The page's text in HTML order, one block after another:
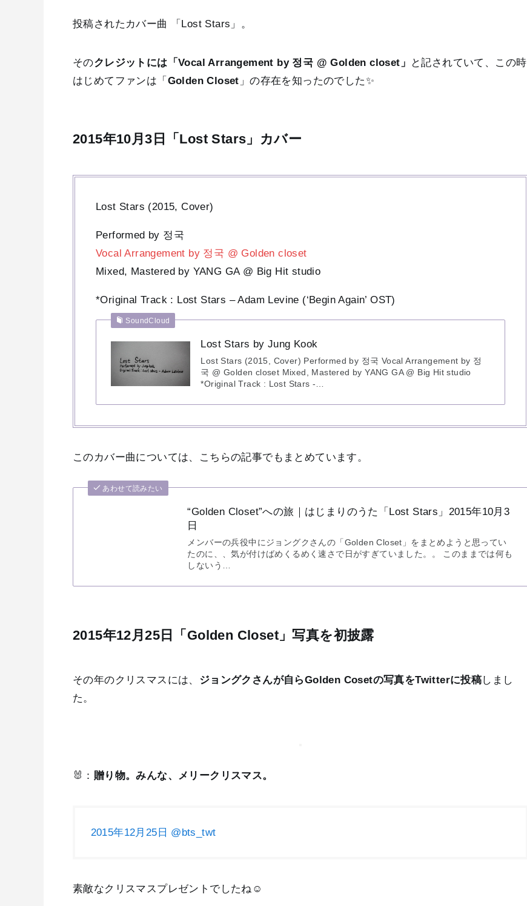
投稿されたカバー曲 「Lost Stars」。
そのクレジットには「Vocal Arrangement by 정국 @ Golden closet」
と記されていて、この時
はじめてファンは「 Golden Closet 」の存在を知ったのでした✨
2015年10月3日「Lost Stars」カバー
Lost Stars (2015, Cover)
Performed by 정국
Vocal Arrangement by 정국 @ Golden closet
Mixed, Mastered by YANG GA @ Big Hit studio
*Original Track : Lost Stars – Adam Levine (‘Begin Again’ OST)
SoundCloud
Lost Stars by Jung Kook
Lost Stars (2015, Cover) Performed by 정국 Vocal Arrangement by 정
국 @ Golden closet Mixed, Mastered by YANG GA @ Big Hit studio
*Original Track : Lost Stars -…
このカバー曲については、こちらの記事でもまとめています。
あわせて読みたい
“Golden Closet”への旅｜はじまりのうた「Lost Stars」2015年10月3
日
メンバーの兵役中にジョングクさんの「Golden Closet」をまとめようと思ってい
たのに、、気が付けばめくるめく速さで日がすぎていました。。 このままでは何も
しないう…
2015年12月25日「Golden Closet」写真を初披露
その年のクリスマスには、 ジョングクさんが自らGolden Cosetの写真をTwitterに投稿しまし
た。
🐰： 贈り物。みんな、メリークリスマス。
2015年12月25日 @bts_twt
素敵なクリスマスプレゼントでしたね☺️